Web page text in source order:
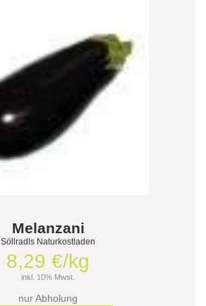
Melanzani
Söllradls Naturkostladen
8,29 €/kg
inkl. 10% Mwst.
nur Abholung